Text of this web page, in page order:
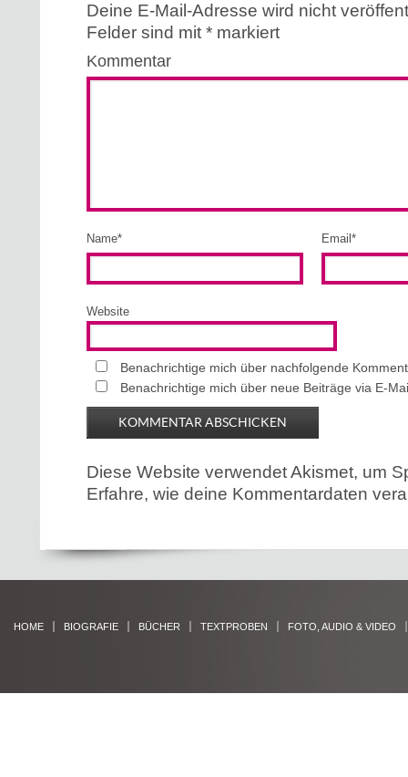
Deine E-Mail-Adresse wird nicht
Felder sind mit * markiert
Kommentar
Name* Email *
Website
Benachrichtige mich über nachfolgende
Benachrichtige mich über neue Beiträge via E-
Diese Website verwendet Akismet, um
Erfahre, wie deine Kommentardaten
HOME BIOGRAFIE BÜCHER TEXTPROBEN FOTO, AUDIO & VIDEO